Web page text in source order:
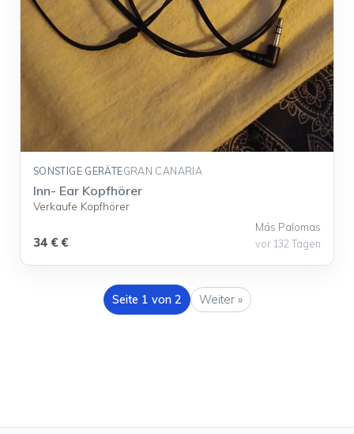
SONSTIGE GERÄTEGRAN CANARIA
Inn- Ear Kopfhörer
Verkaufe Kopfhörer
34 € €
Más Palomas
vor 132 Tagen
Seite 1 von 2 Weiter »